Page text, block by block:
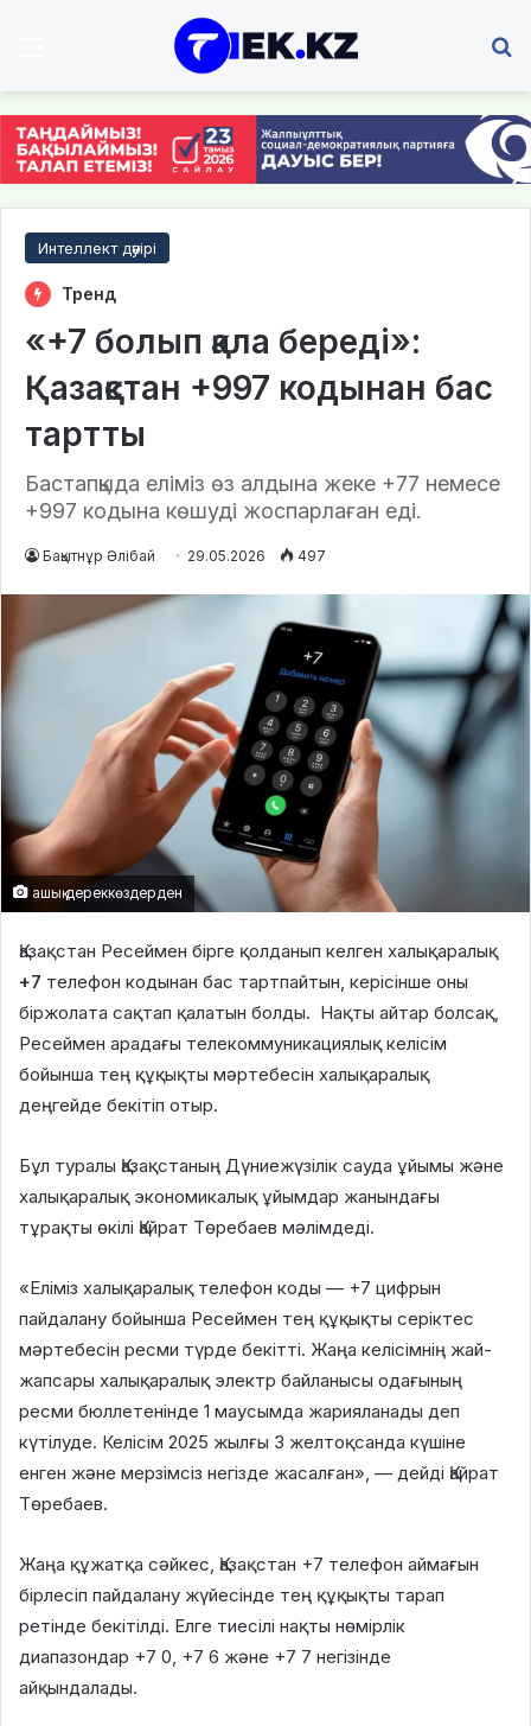
Интеллект дәуірі
Тренд
«+7 болып қала береді»:
Қазақстан +997 кодынан бас
тартты
Бастапқыда еліміз өз алдына жеке +77 немесе
+997 кодына көшуді жоспарлаған еді.
Бақытнұр Әлібай 29.05.2026 497
ашық дереккөздерден
Қазақстан Ресеймен бірге қолданып келген халықаралық
+7 телефон кодынан бас тартпайтын, керісінше оны
біржолата сақтап қалатын болды. Нақты айтар болсақ,
Ресеймен арадағы телекоммуникациялық келісім
бойынша тең құқықты мәртебесін халықаралық
деңгейде бекітіп отыр.
Бұл туралы Қазақстаның Дүниежүзілік сауда ұйымы және
халықаралық экономикалық ұйымдар жанындағы
тұрақты өкілі Қайрат Төребаев мәлімдеді.
«Еліміз халықаралық телефон коды — +7 цифрын
пайдалану бойынша Ресеймен тең құқықты серіктес
мәртебесін ресми түрде бекітті. Жаңа келісімнің жай-
жапсары халықаралық электр байланысы одағының
ресми бюллетенінде 1 маусымда жарияланады деп
күтілуде. Келісім 2025 жылғы 3 желтоқсанда күшіне
енген және мерзімсіз негізде жасалған», — дейді Қайрат
Төребаев.
Жаңа құжатқа сәйкес, Қазақстан +7 телефон аймағын
бірлесіп пайдалану жүйесінде тең құқықты тарап
ретінде бекітілді. Елге тиесілі нақты нөмірлік
диапазондар +7 0, +7 6 және +7 7 негізінде
айқындалады.